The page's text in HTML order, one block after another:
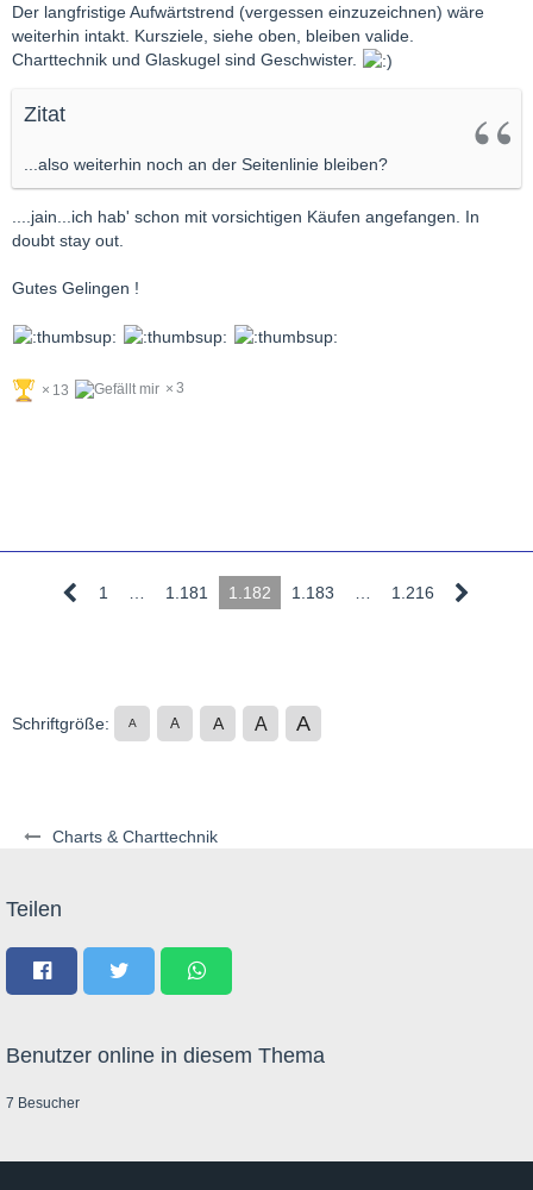
Charts & Charttechnik
Der langfristige Aufwärtstrend (vergessen einzuzeichnen) wäre
weiterhin intakt. Kursziele, siehe oben, bleiben valide.
Charttechnik und Glaskugel sind Geschwister.
Zitat
...also weiterhin noch an der Seitenlinie bleiben?
....jain...ich hab' schon mit vorsichtigen Käufen angefangen. In
doubt stay out.
Gutes Gelingen !
13 3
1 … 1.181 1.182 1.183 … 1.216
Schriftgröße: A A A A A
Teilen
Benutzer online in diesem Thema
7 Besucher